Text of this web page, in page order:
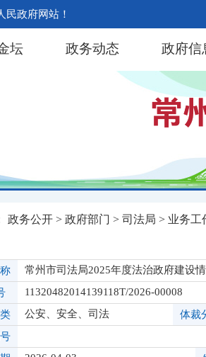
民政府网站！
坛 政务动态 政府信
政务公开 > 政府部门 > 司法局 > 业务工
常州市司法局2025年度法治政府建设
11320482014139118T/2026-00008
公安、安全、司法
体裁